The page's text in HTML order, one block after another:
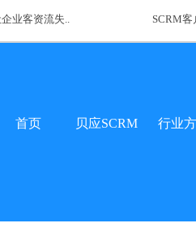
业客资流失.. SCRM
首页 贝应SCRM 行业